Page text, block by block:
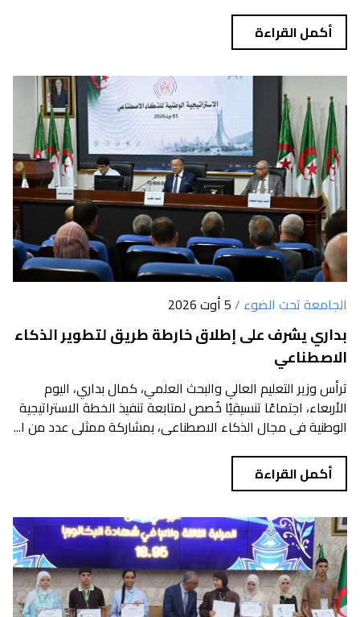
أكمل القراءة
الجامعة تحت الضوء /5 أوت 2026
بداري يشرف على إطلاق خارطة طريق لتطوير الذكاء
الاصطناعي
ترأس وزير التعليم العالي والبحث العلمي، كمال بداري، اليوم
الأربعاء، اجتماعًا تنسيقيًا خُصص لمتابعة تنفيذ الخطة الاستراتيجية
الوطنية في مجال الذكاء الاصطناعي، بمشاركة ممثلي عدد من ا...
أكمل القراءة